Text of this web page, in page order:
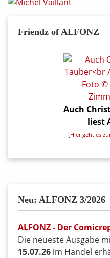
Friendz of ALFONZ
Auch
liest
[Hier geht es
Neu: ALFONZ 3/2026
ALFONZ - Der
Die neueste Ausgabe
15.07.26 im Handel